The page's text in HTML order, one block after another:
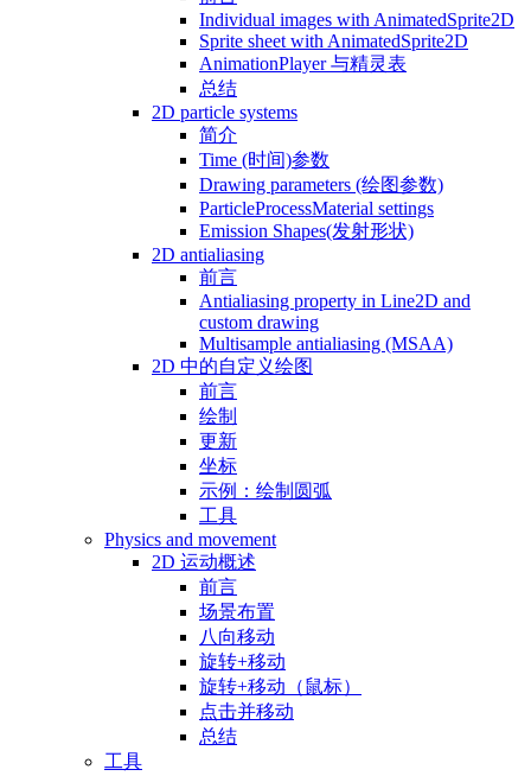
Individual images with AnimatedSprite2D
Sprite sheet with AnimatedSprite2D
AnimationPlayer 与精灵表
总结
2D particle systems
简介
Time (时间)参数
Drawing parameters (绘图参数)
ParticleProcessMaterial settings
Emission Shapes(发射形状)
2D antialiasing
前言
Antialiasing property in Line2D and
custom drawing
Multisample antialiasing (MSAA)
2D 中的自定义绘图
前言
绘制
更新
坐标
示例：绘制圆弧
工具
Physics and movement
2D 运动概述
前言
场景布置
八向移动
旋转+移动
旋转+移动（鼠标）
点击并移动
总结
工具